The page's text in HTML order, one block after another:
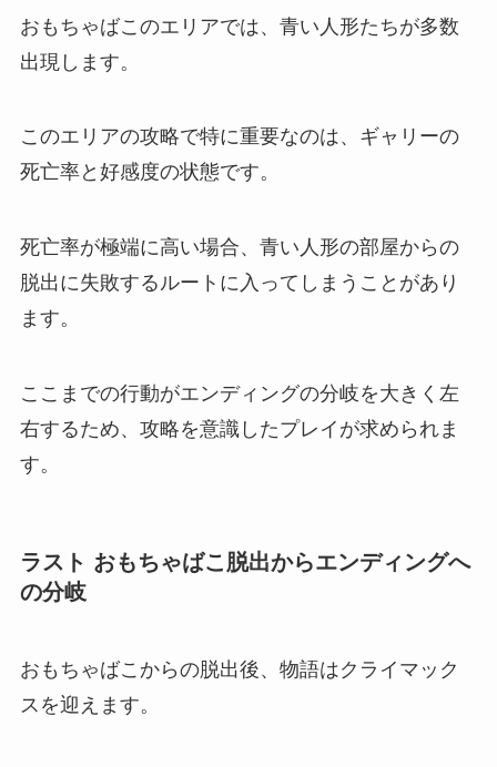
おもちゃばこのエリアでは、青い人形たちが多数
出現します。
このエリアの攻略で特に重要なのは、ギャリーの
死亡率と好感度の状態です。
死亡率が極端に高い場合、青い人形の部屋からの
脱出に失敗するルートに入ってしまうことがあり
ます。
ここまでの行動がエンディングの分岐を大きく左
右するため、攻略を意識したプレイが求められま
す。
ラスト おもちゃばこ脱出からエンディングへ
の分岐
おもちゃばこからの脱出後、物語はクライマック
スを迎えます。